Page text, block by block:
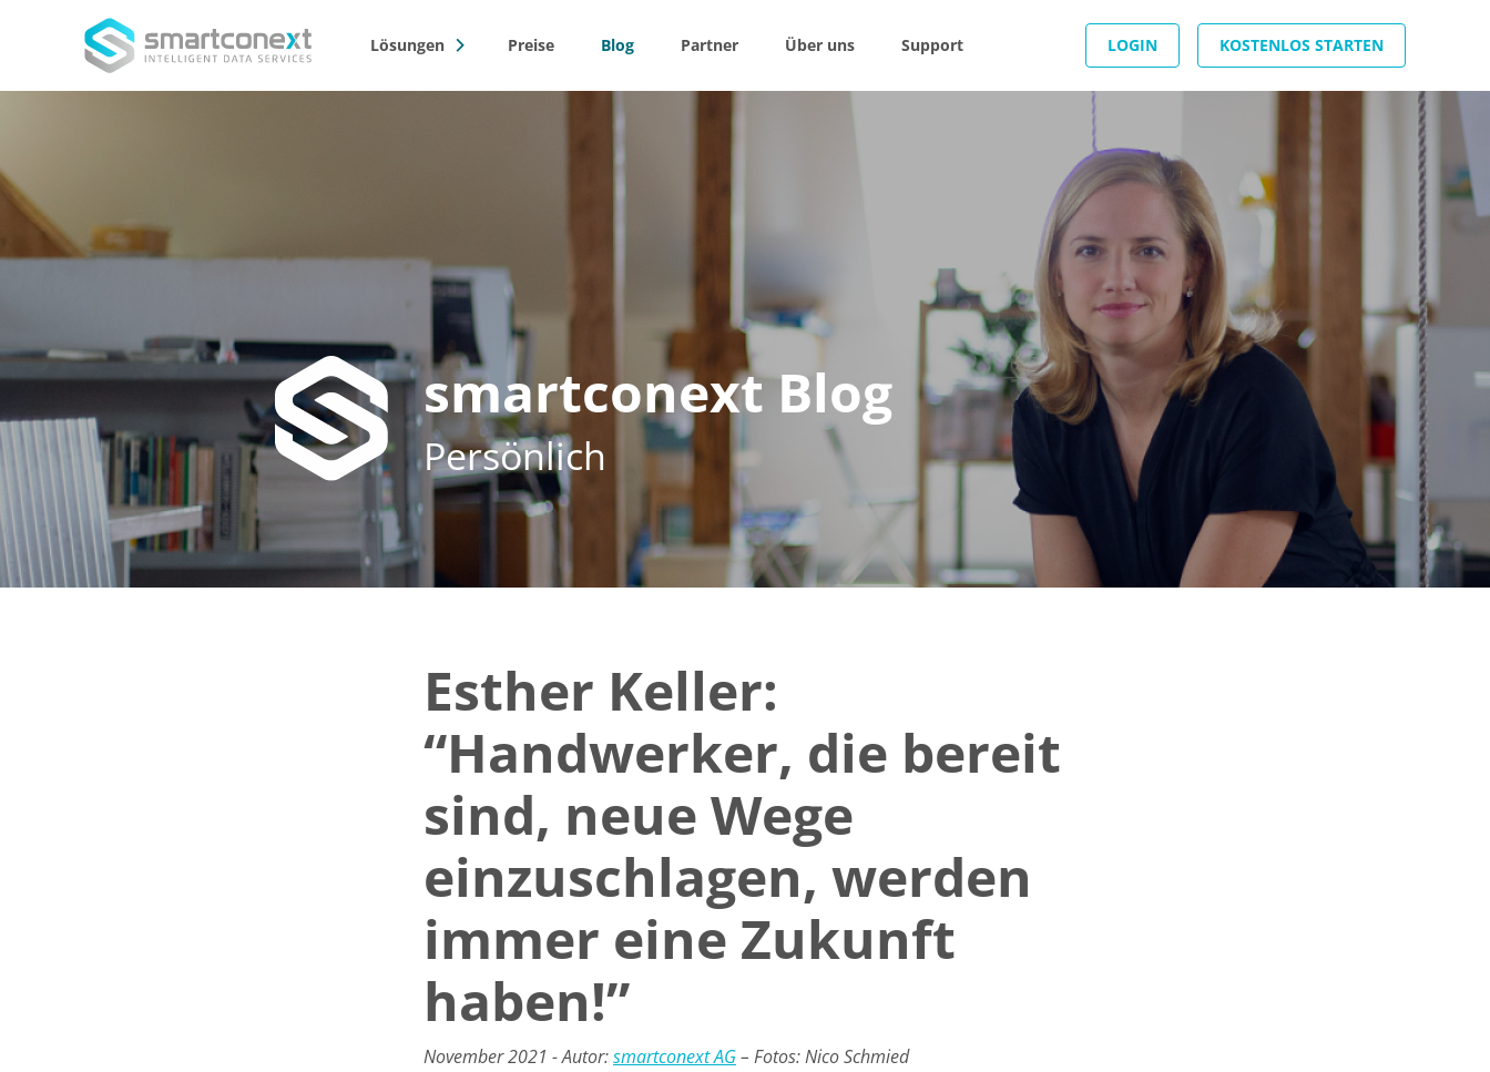
Lösungen
Gebäudedaten – BUILDINGDATA
Preise Blog Partner Über uns Support LOGIN KOSTENLOS STARTEN
smartconext Blog
Persönlich
Esther Keller:
“Handwerker, die bereit
sind, neue Wege
einzuschlagen, werden
immer eine Zukunft
haben!”
November 2021 - Autor:smartconext AG– Fotos:Nico Schmied